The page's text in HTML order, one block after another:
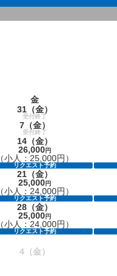
金
31 （金）
受付終了
7 （金）
受付終了
14 （金）
26,000円
（小人：25,000円）
リクエスト予約
21 （金）
25,000円
（小人：24,000円）
リクエスト予約
28 （金）
25,000円
（小人：24,000円）
リクエスト予約
4 （金）